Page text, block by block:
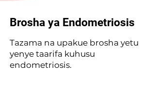
Brosha ya Endometriosis
Tazama na upakue brosha yetu
yenye taarifa kuhusu
endometriosis.